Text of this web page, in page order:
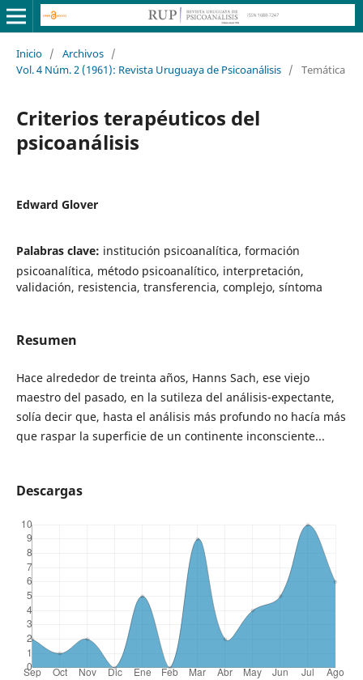
Inicio / Archivos /
Vol. 4 Núm. 2 (1961): Revista Uruguaya de Psicoanálisis / Temática
Criterios terapéuticos del
psicoanálisis
Edward Glover
Palabras clave: institución psicoanalítica, formación
psicoanalítica, método psicoanalítico, interpretación,
validación, resistencia, transferencia, complejo, síntoma
Resumen
Hace alrededor de treinta años, Hanns Sach, ese viejo
maestro del pasado, en la sutileza del análisis-expectante,
solía decir que, hasta el análisis más profundo no hacía más
que raspar la superficie de un continente inconsciente...
Descargas